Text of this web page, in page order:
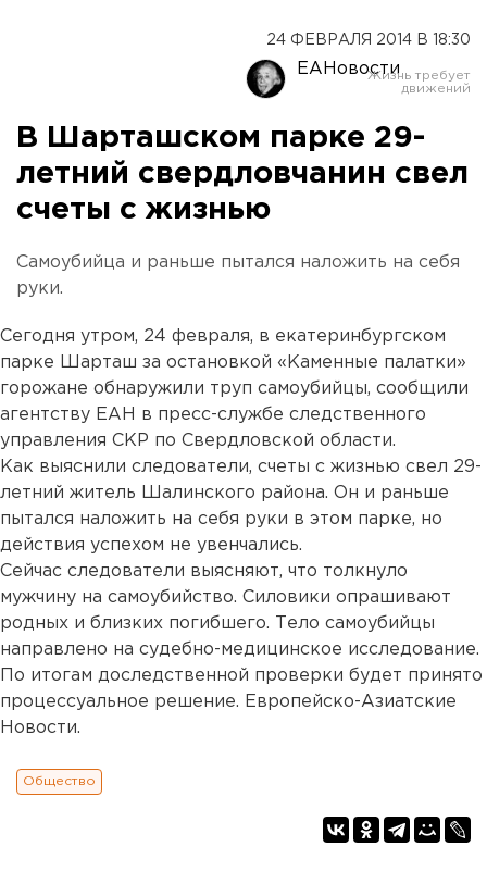
24 ФЕВРАЛЯ 2014 В 18:30
ЕАНовости
В Шарташском парке 29-
летний свердловчанин свел
счеты с жизнью
Самоубийца и раньше пытался наложить на себя
руки.
Сегодня утром, 24 февраля, в екатеринбургском
парке Шарташ за остановкой «Каменные палатки»
горожане обнаружили труп самоубийцы, сообщили
агентству ЕАН в пресс-службе следственного
управления СКР по Свердловской области.
Как выяснили следователи, счеты с жизнью свел 29-
летний житель Шалинского района. Он и раньше
пытался наложить на себя руки в этом парке, но
действия успехом не увенчались.
Сейчас следователи выясняют, что толкнуло
мужчину на самоубийство. Силовики опрашивают
родных и близких погибшего. Тело самоубийцы
направлено на судебно-медицинское исследование.
По итогам доследственной проверки будет принято
процессуальное решение. Европейско-Азиатские
Новости.
Общество